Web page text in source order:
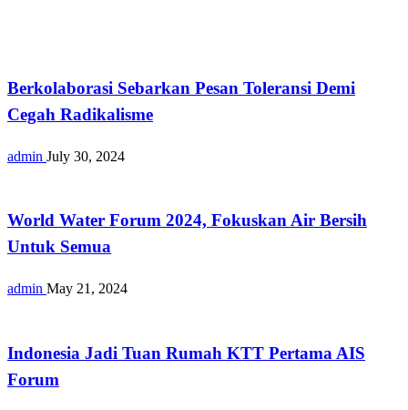
Berkolaborasi Sebarkan Pesan Toleransi Demi
Cegah Radikalisme
admin July 30, 2024
World Water Forum 2024, Fokuskan Air Bersih
Untuk Semua
admin May 21, 2024
Indonesia Jadi Tuan Rumah KTT Pertama AIS
Forum